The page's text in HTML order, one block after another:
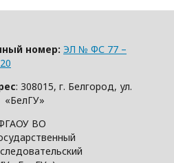
номер: ЭЛ № ФС 77 –
: 308015, г. Белгород, ул.
ВО